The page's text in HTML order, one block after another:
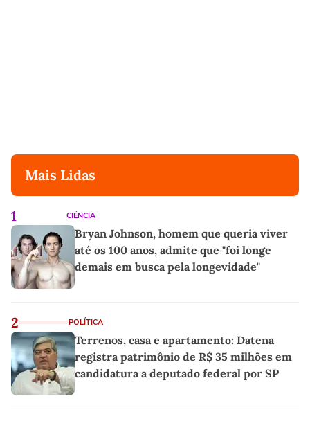
Mais Lidas
1 CIÊNCIA
Bryan Johnson, homem que queria viver
até os 100 anos, admite que "foi longe
demais em busca pela longevidade"
2 POLÍTICA
Terrenos, casa e apartamento: Datena
registra patrimônio de R$ 35 milhões em
candidatura a deputado federal por SP